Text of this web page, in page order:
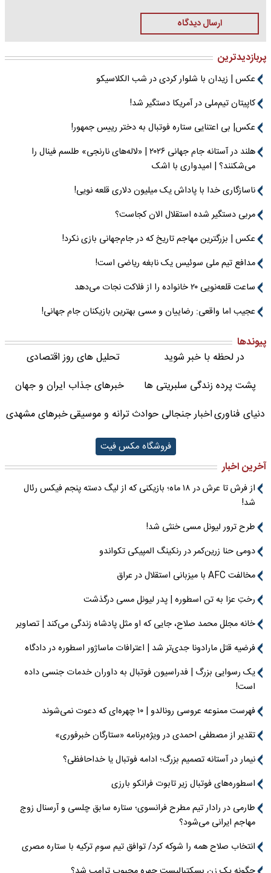
ارسال دیدگاه
پربازدیدترین
عکس | زیدان با شلوار کردی در شب الکلاسیکو
کاپیتان تیم‌ملی در آمریکا دستگیر شد!
عکس| بی اعتنایی ستاره فوتبال به دختر رییس جمهور!
هلند در آستانه جام جهانی ۲۰۲۶ | «لاله‌های نارنجی» طلسم فینال را
می‌شکنند؟ | امیدواری با اشک
ناسازگاری خدا با پاداش یک میلیون دلاری قلعه نویی!
مربی دستگیر شده استقلال الان کجاست؟
عکس | بزرگترین مهاجم تاریخ که در جام‌جهانی بازی نکرد!
مدافع تیم ملی سوئیس یک نابغه ریاضی است!
ساعت قلعه‌نویی ۲۰ خانواده را از فلاکت نجات می‌دهد
عجیب اما واقعی: رضاییان و مسی بهترین بازیکنان جام جهانی!
پیوندها
در لحظه با خبر شوید
تحلیل های روز اقتصادی
پشت پرده زندگی سلبریتی ها
خبرهای جذاب ایران و جهان
دنیای فناوریاخبار جنجالی حوادثترانه و موسیقیخبرهای مشهدی
فروشگاه مکس فیت
آخرین اخبار
از فرش تا عرش در ۱۸ ماه؛ بازیکنی که از لیگ دسته پنجم فیکس رئال
شد!
طرح ترور لیونل مسی خنثی شد!
دومی حنا زرین‌کمر در رنکینگ المپیکی تکواندو
مخالفت AFC با میزبانی استقلال در عراق
رختِ عزا به تن اسطوره | پدر لیونل مسی درگذشت
خانه مجلل محمد صلاح، جایی که او مثل پادشاه زندگی می‌کند | تصاویر
فرضیه قتل مارادونا جدی‌تر شد | اعترافات ماساژور اسطوره در دادگاه
یک رسوایی بزرگ | فدراسیون فوتبال به داوران خدمات جنسی داده
است!
فهرست ممنوعه عروسی رونالدو | ۱۰ چهره‌ای که دعوت نمی‌شوند
تقدیر از مصطفی احمدی در ویژه‌برنامه «ستارگان خبرفوری»
نیمار در آستانه تصمیم بزرگ؛ ادامه فوتبال یا خداحافظی؟
اسطوره‌های فوتبال زیر تابوت فرانکو بارزی
طارمی در رادار تیم مطرح فرانسوی؛ ستاره سابق چلسی و آرسنال زوج
مهاجم ایرانی می‌شود؟
انتخاب صلاح همه را شوکه کرد/ توافق تیم سوم ترکیه با ستاره مصری